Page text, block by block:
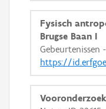
Fysisch
Brugse Baan I
Gebeurtenissen
https://